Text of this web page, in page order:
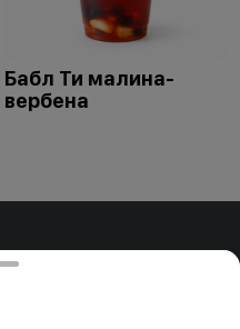
Бабл Ти малина-
вербена
г. Могилев, ул.